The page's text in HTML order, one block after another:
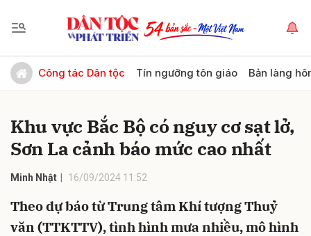
Công tác Dân tộc Tín ngưỡng tôn giáo Bản làng
Khu vực Bắc Bộ có nguy cơ sạt lở,
Sơn La cảnh báo mức cao nhất
Minh Nhật 16/09/2024 11:52
Theo dự báo từ Trung tâm Khí tượng Thuỷ
văn (TTKTTV), tình hình mưa nhiều, mô hình
Gửi bình luận
Hủy Gửi